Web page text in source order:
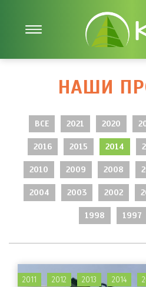
НАШИ
ВСЕ 2021 2020
2016 2015 2014
2010 2009 2008
2004 2003 2002
1998 1997
2011 2012 2013 2014